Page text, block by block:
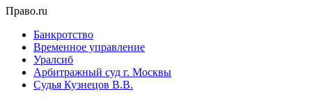
Право.ru
Банкротство
Временное управление
Уралсиб
Арбитражный суд г. Москвы
Судья Кузнецов В.В.